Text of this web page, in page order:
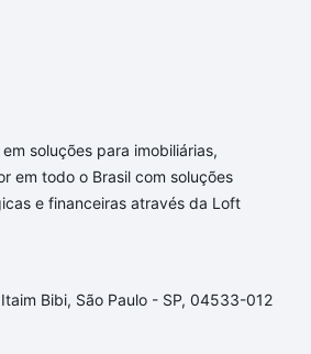
a oferta ideal para você, com
0 e com nossas opções de
as parcelas podem se
Se ainda tem alguma
no processo de
com segurança e
você até as chaves.
soluções para imobiliárias,
em todo o Brasil com soluções
e financeiras através da Loft
Bibi, São Paulo - SP, 04533-012